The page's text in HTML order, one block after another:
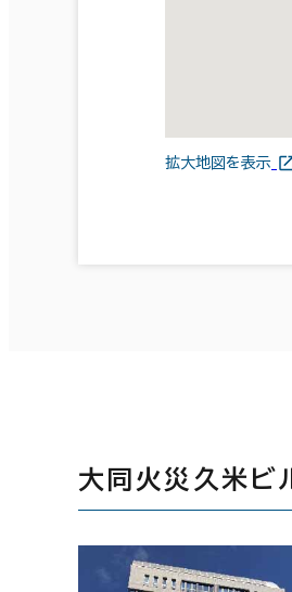
拡大地図を表示
大同火災久米ビ